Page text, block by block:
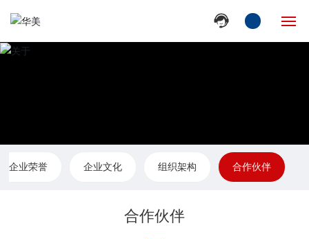
新闻动态
企业荣誉 企业文化 组织架构 合作伙伴
合作伙伴